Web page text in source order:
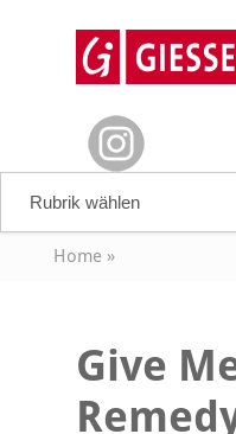
Home»
Give